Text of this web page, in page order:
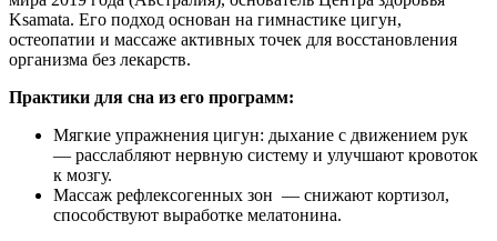
Ksamata. Его подход основан на гимнастике цигун,
остеопатии и массаже активных точек для восстановления
организма без лекарств.
Практики для сна из его программ:
Мягкие упражнения цигун: дыхание с движением рук
— расслабляют нервную систему и улучшают кровоток
к мозгу.
Массаж рефлексогенных зон — снижают кортизол,
способствуют выработке мелатонина.